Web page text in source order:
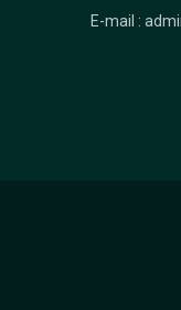
E-mail :